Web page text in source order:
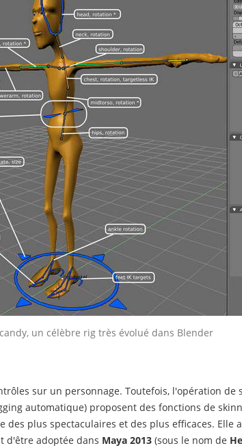
un célèbre rig très évolué dans Blender
sur un personnage. Toutefois, l'opération
automatique) proposent des fonctions de
des plus spectaculaires et des plus efficaces. Elle
d'être adoptée dans Maya 2013 (sous le nom de